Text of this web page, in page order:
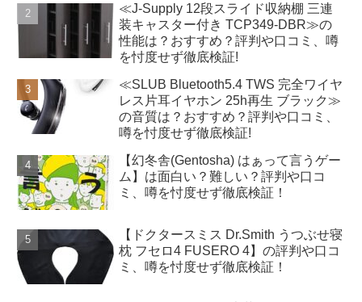
≪J-Supply 12段スライド収納棚 三連
装キャスター付き TCP349-DBR≫の
性能は？おすすめ？評判や口コミ、噂
を忖度せず徹底検証!
≪SLUB Bluetooth5.4 TWS 完全ワイヤ
レス片耳イヤホン 25h再生 ブラック≫
の音質は？おすすめ？評判や口コミ、
噂を忖度せず徹底検証!
【幻冬舎(Gentosha) はぁって言うゲー
ム】は面白い？難しい？評判や口コ
ミ、噂を忖度せず徹底検証！
【ドクタースミス Dr.Smith うつぶせ寝
枕 フセロ4 FUSERO 4】の評判や口コ
ミ、噂を忖度せず徹底検証！